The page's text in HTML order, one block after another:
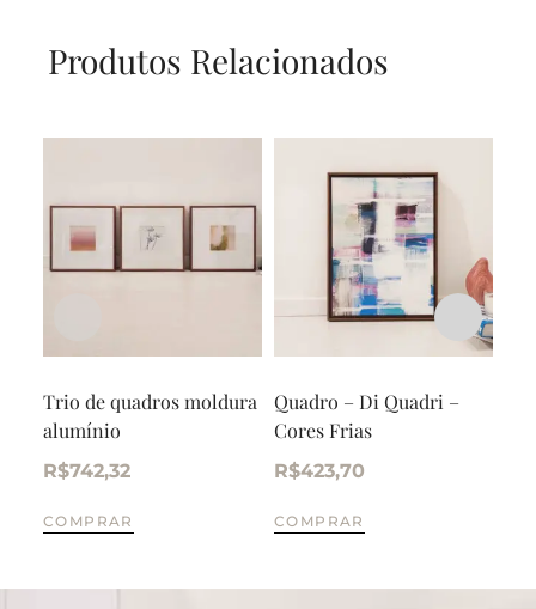
Produtos Relacionados
Trio de quadros moldura
alumínio
R$742,32
COMPRAR
Quadro – Di Quadri –
Cores Frias
R$423,70
COMPRAR